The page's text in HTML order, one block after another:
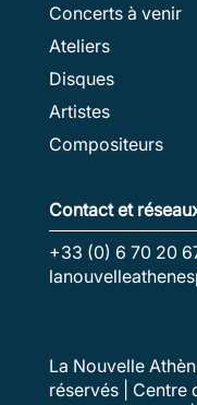
Concerts à venir
Ateliers
Disques
Artistes
Compositeurs
Contact et
+33 (0) 6 70 20
La Nouvelle
réservés | Centre